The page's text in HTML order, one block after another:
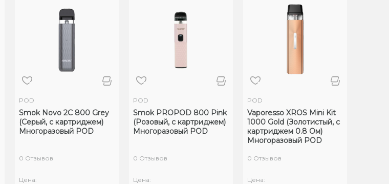
POD
Smok Novo 2C 800 Grey
(Серый, с картриджем)
Многоразовый POD
0 Отзывов
Цена:
POD
Smok PROPOD 800 Pink
(Розовый, с картриджем)
Многоразовый POD
0 Отзывов
Цена:
POD
Vaporesso XROS Mini Kit
1000 Gold (Золотистый, с
картриджем 0.8 Ом)
Многоразовый POD
0 Отзывов
Цена: